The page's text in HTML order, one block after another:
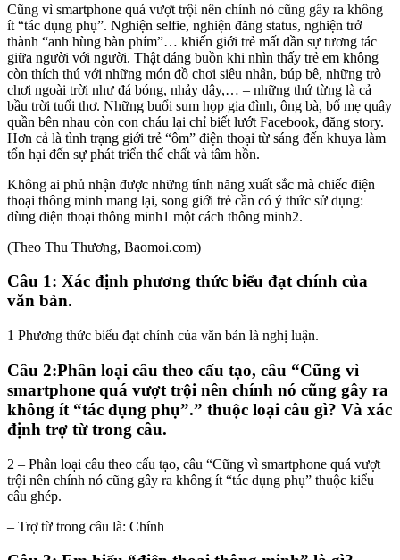
Cũng vì smartphone quá vượt trội nên chính nó cũng gây ra không
ít “tác dụng phụ”. Nghiện selfie, nghiện đăng status, nghiện trở
thành “anh hùng bàn phím”… khiến giới trẻ mất dần sự tương tác
giữa người với người. Thật đáng buồn khi nhìn thấy trẻ em không
còn thích thú với những món đồ chơi siêu nhân, búp bê, những trò
chơi ngoài trời như đá bóng, nhảy dây,… – những thứ từng là cả
bầu trời tuổi thơ. Những buổi sum họp gia đình, ông bà, bố mẹ quây
quần bên nhau còn con cháu lại chỉ biết lướt Facebook, đăng story.
Hơn cả là tình trạng giới trẻ “ôm” điện thoại từ sáng đến khuya làm
tổn hại đến sự phát triển thể chất và tâm hồn.
Không ai phủ nhận được những tính năng xuất sắc mà chiếc điện
thoại thông minh mang lại, song giới trẻ cần có ý thức sử dụng:
dùng điện thoại thông minh1 một cách thông minh2.
(Theo Thu Thương, Baomoi.com)
Câu 1: Xác định phương thức biểu đạt chính của
văn bản.
1 Phương thức biểu đạt chính của văn bản là nghị luận.
Câu 2:Phân loại câu theo cấu tạo, câu “Cũng vì
smartphone quá vượt trội nên chính nó cũng gây ra
không ít “tác dụng phụ”.” thuộc loại câu gì? Và xác
định trợ từ trong câu.
2 – Phân loại câu theo cấu tạo, câu “Cũng vì smartphone quá vượt
trội nên chính nó cũng gây ra không ít “tác dụng phụ” thuộc kiểu
câu ghép.
– Trợ từ trong câu là: Chính